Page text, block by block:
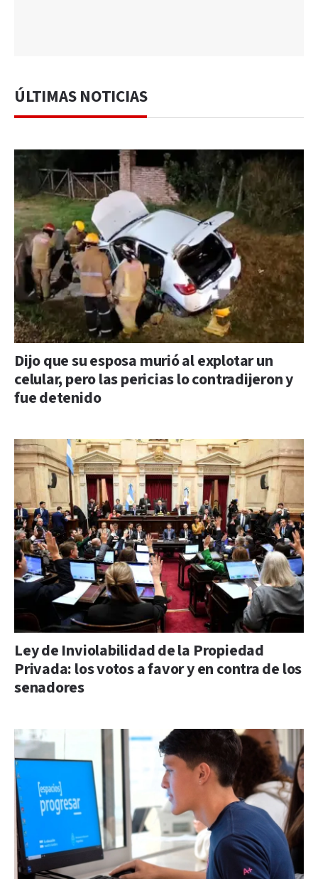
ÚLTIMAS NOTICIAS
Dijo que su esposa murió al explotar un
celular, pero las pericias lo contradijeron y
fue detenido
Ley de Inviolabilidad de la Propiedad
Privada: los votos a favor y en contra de los
senadores